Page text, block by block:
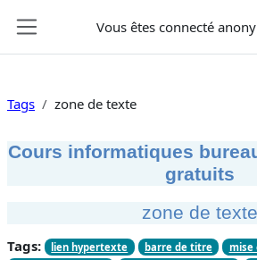
Vous êtes connecté
Tags zone de texte
Cours informatiques
gratuits
zone de texte
Tags: lien hypertexte barre de titre
mise